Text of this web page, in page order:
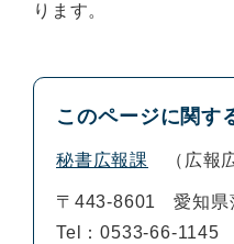
ります。
このページに関す
秘書広報課 広報
〒443-8601
愛知県
Tel：0533-66-1145